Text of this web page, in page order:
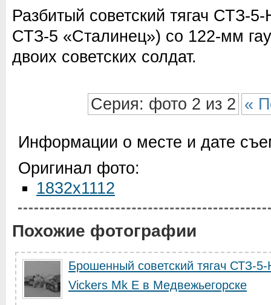
Разбитый советский тягач
СТЗ-5 «Сталинец») со 122-мм
двоих советских солдат.
Серия: фото 2 из 2 «
Информации о месте и дате
Оригинал фото:
1832x1112
Похожие фотографии
Брошенный советский тягач СТЗ-
Vickers Mk E в Медвежьегорске